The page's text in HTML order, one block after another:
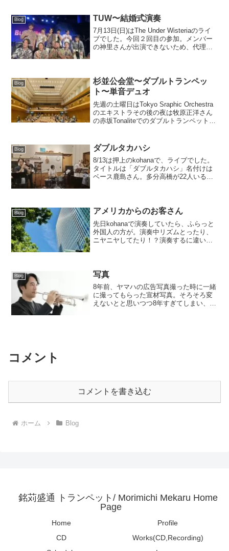
ャップで試し中。YTR-...
Blog TUW〜結婚式演奏
7月13日(日)はThe Under Wisteriaのライ
ブでした。今回２回目の参加。メンバー
の神里さんが出演できないため、代理出
Blog
杉並公会堂〜ダブルトランペッ
ト〜単音デュオ
先週の土曜日はTokyo Sraphic Orchestra
のエキストラその後の夜は牧原正洋さん
の赤坂Tonaliteでのダブルトランペット日
5...
Blog ダブルタカハシ
8/13は押上のkohanaで、ライブでした。
タイトルは「ダブルタカハシ」名付けは
ベース鹿島さん。多分高橋が22人いるか
ありがとうご...
Blog アメリカからのお客さん
先日kohanaで演奏していたら、ふらっと
外国人の方が。演奏中リズムとったり、
ニヤニヤしてたり！？演奏するに違いな
駅のピアノで弾いた...
Blog 写真
8年前、ヤマハの広告写真撮った時に一緒
に撮ってもらった宣材写真。そろそろ変
えないとと思いつつ8年すぎてしまい、今
コメント
コメントを書き込む
ホーム Blog
銘苅盛通 トランペット/ Morimichi Mekaru Home
Page
Home
Profile
CD
Works(CD,Recording)